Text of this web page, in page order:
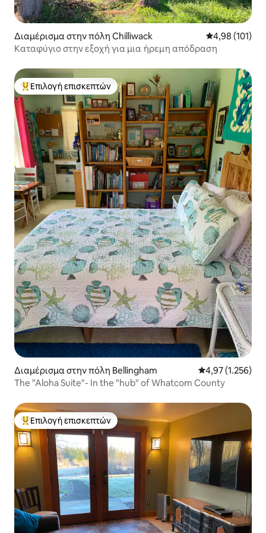
Διαμέρισμα στην πόλη Chilliwack Μέση
4,98 (101)
Καταφύγιο στην εξοχή για μια ήρεμη απόδραση
Κορυφαία επιλογή επισκεπτών
Επιλογή επισκεπτών
Διαμέρισμα στην πόλη Bellingham Μέση
4,97 (1.256)
The "Aloha Suite"- In the "hub" of Whatcom County
Κορυφαία επιλογή επισκεπτών
Επιλογή επισκεπτών